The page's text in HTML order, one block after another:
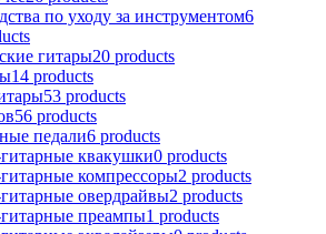
по уходу за инструментом6
гитары20 products
14 products
53 products
56 products
педали6 products
квакушки0 products
компрессоры2 products
овердрайвы2 products
преампы1 products